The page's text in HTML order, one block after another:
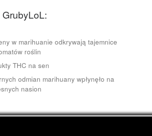
w marihuanie odkrywają tajemnice
roślin
THC na sen
odmian marihuany wpłynęło na
nasion